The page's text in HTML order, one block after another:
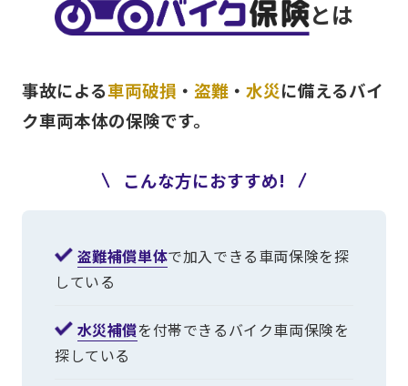
とは
事故による車両破損 ・ 盗難 ・ 水災に備えるバイ
ク車両本体の保険です。
こんな方におすすめ!
盗難補償単体で加入できる車両保険を探
している
水災補償を付帯できるバイク車両保険を
探している